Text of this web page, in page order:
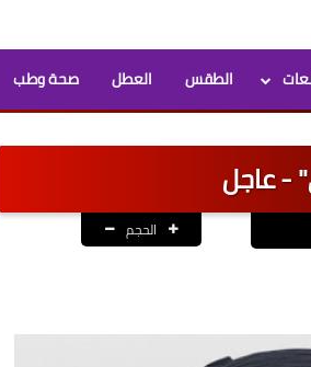
الطقس العطل صحة وطب
- عاجل
الحجم